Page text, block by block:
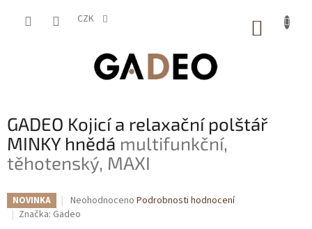
CZK
GADEO Kojicí a relaxační polštář
MINKY hnědá multifunkční,
těhotenský, MAXI
NOVINKA
Průměrné
hodnocení
Neohodnoceno Podrobnosti hodnocení
Značka: Gadeo